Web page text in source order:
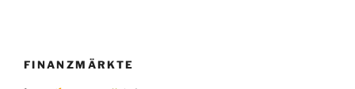
FINANZMÄRKTE